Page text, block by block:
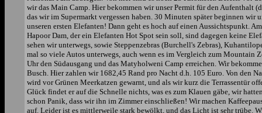
wir das Main Camp. Hier bekommen wir unser Permit für den Aufenthalt
das wir im Supermarkt vergessen haben. 30 Minuten später beginnen wir
unseren ersten Elefanten! Dann geht es hoch auf einen Aussichtspunkt.
Hapoor Dam, der ein Elefanten Hot Spot sein soll, sind dagegen keine
sehen wir unterwegs, sowie Steppenzebras (Burchell's Zebras),
mal so viele Autos unterwegs, auch wenn es im Vergleich zum Mountain
Uhr den Südausgang und das Matyholweni Camp erreichen. Wir
Busch. Hier zahlen wir 1682,45 Rand pro Nacht d.h. 105 Euro. Von den
wird vor Grünen Meerkatzen gewarnt, und als wir kurz die Terrassentür
Glück findet er auf die Schnelle nichts, was es zum Klauen gäbe, wir
schon Panik, dass wir ihn im Zimmer einschließen! Wir machen
auf. Leider ist es mittlerweile stark bewölkt, und das Licht ist sehr trübe.